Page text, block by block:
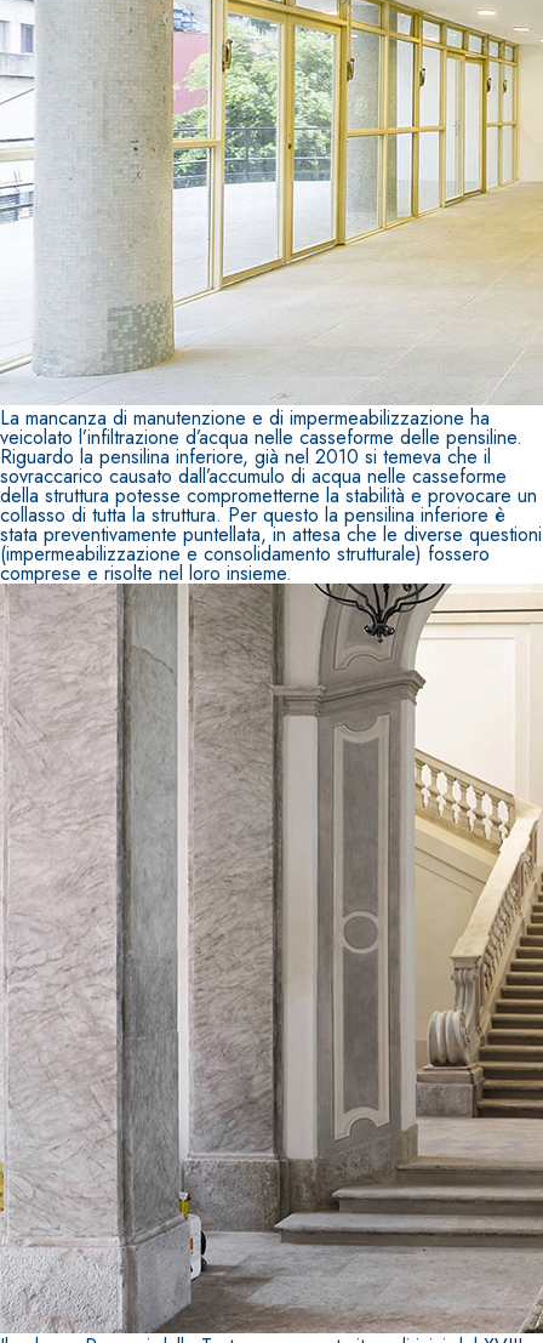
La mancanza di manutenzione e di impermeabilizzazione ha
veicolato l’infiltrazione d’acqua nelle casseforme delle pensiline.
Riguardo la pensilina inferiore, già nel 2010 si temeva che il
sovraccarico causato dall’accumulo di acqua nelle casseforme
della struttura potesse comprometterne la stabilità e provocare un
collasso di tutta la struttura. Per questo la pensilina inferiore è
stata preventivamente puntellata, in attesa che le diverse questioni
(impermeabilizzazione e consolidamento strutturale) fossero
comprese e risolte nel loro insieme.